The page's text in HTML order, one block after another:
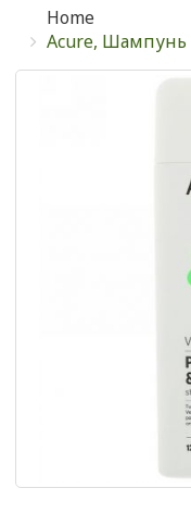
Home
Acure, Шампунь